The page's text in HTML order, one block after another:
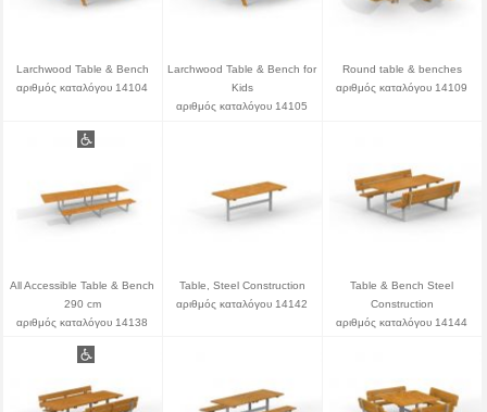
Larchwood Table & Bench
αριθμός καταλόγου 14104
Larchwood Table & Bench for
Kids
αριθμός καταλόγου 14105
Round table & benches
αριθμός καταλόγου 14109
All Accessible Table & Bench
290 cm
αριθμός καταλόγου 14138
Table, Steel Construction
αριθμός καταλόγου 14142
Table & Bench Steel
Construction
αριθμός καταλόγου 14144